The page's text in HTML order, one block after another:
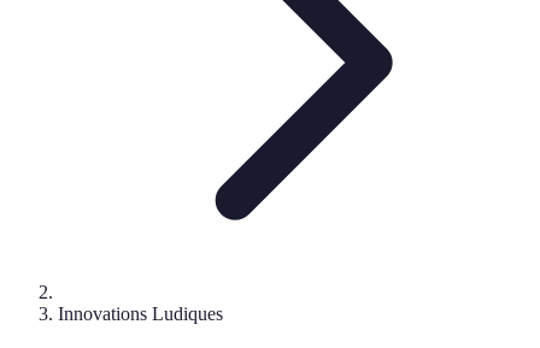
Innovations Ludiques